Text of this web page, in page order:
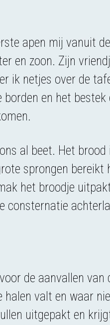
apen mij vanuit
en zoon. Zijn
ik netjes over de
en het bestek
al beet. Het brood
sprongen bereikt
het broodje
consternatie
de aanvallen van
valt en waar
uitgepakt en